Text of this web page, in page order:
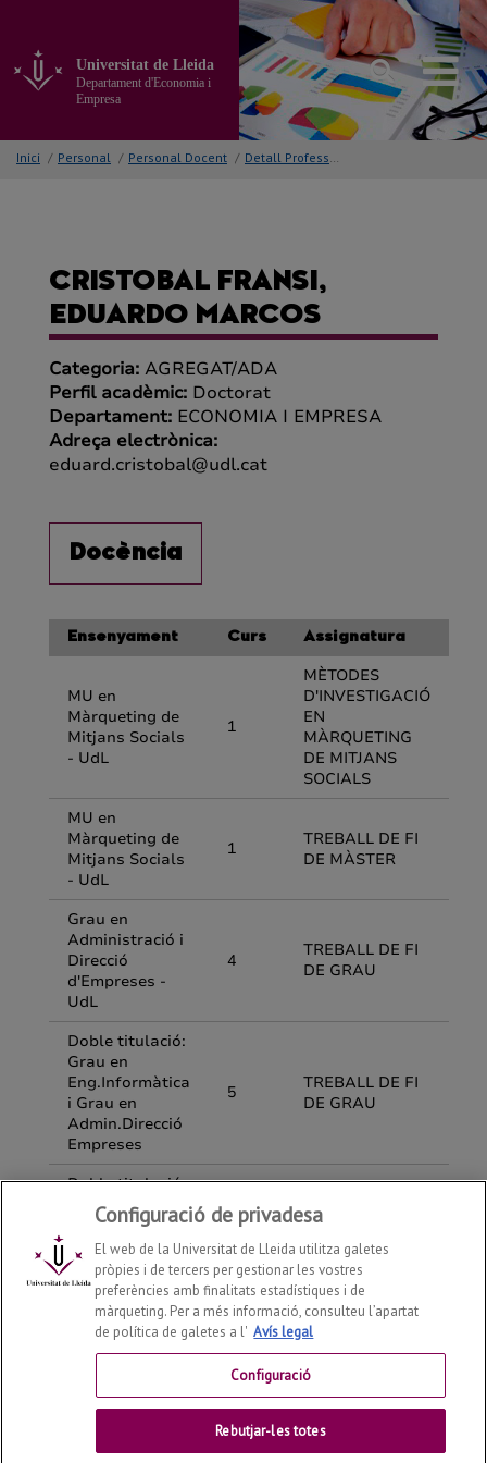
contingut
principal
pàgina
Universitat de Lleida
Departament d'Economia i
Empresa
Inici / Personal / Personal Docent / Detall Professor/a
Departament d'Economia i Empresa2026
Contactar
Configuració de privadesa
El web de la Universitat de Lleida utilitza galetes
pròpies i de tercers per gestionar les vostres
preferències amb finalitats estadístiques i de
màrqueting. Per a més informació, consulteu l’apartat
de política de galetes a l' Avís legal
Configuració
Rebutjar-les totes